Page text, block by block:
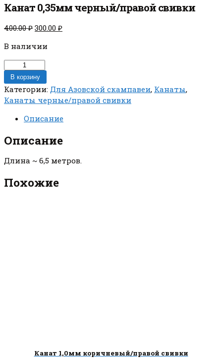
Канат 0,35мм черный/правой свивки
400.00₽ Первоначальная
составляла
400.00 ₽.
300.00 ₽Текущая
В наличии
Количество
товара
Канат
0,35мм
правой
В корзину
Категории: Для Азовской скампавеи, Канаты,
Канаты черные/правой свивки
Описание
Описание
Длина ~ 6,5 метров.
Похожие
Канат 1,0мм коричневый/правой свивки